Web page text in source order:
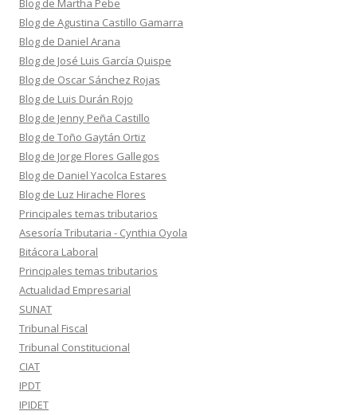
Blog de Martha Pebe
Blog de Agustina Castillo Gamarra
Blog de Daniel Arana
Blog de José Luis García Quispe
Blog de Oscar Sánchez Rojas
Blog de Luis Durán Rojo
Blog de Jenny Peña Castillo
Blog de Toño Gaytán Ortiz
Blog de Jorge Flores Gallegos
Blog de Daniel Yacolca Estares
Blog de Luz Hirache Flores
Principales temas tributarios
Asesoría Tributaria - Cynthia Oyola
Bitácora Laboral
Principales temas tributarios
Actualidad Empresarial
SUNAT
Tribunal Fiscal
Tribunal Constitucional
CIAT
IPDT
IPIDET